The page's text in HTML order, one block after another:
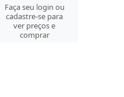
Faça seu login ou
cadastre-se para
ver preços e
comprar